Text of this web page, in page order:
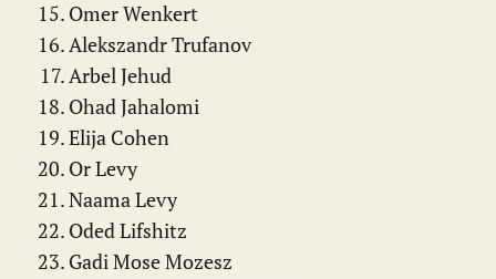
Omer Wenkert
Alekszandr Trufanov
Arbel Jehud
Ohad Jahalomi
Elija Cohen
Or Levy
Naama Levy
Oded Lifshitz
Gadi Mose Mozesz